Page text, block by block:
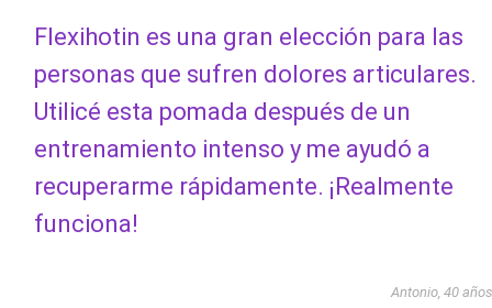
Flexihotin es una gran elección para las
personas que sufren dolores articulares.
Utilicé esta pomada después de un
entrenamiento intenso y me ayudó a
recuperarme rápidamente. ¡Realmente
funciona!
Antonio, 40 años